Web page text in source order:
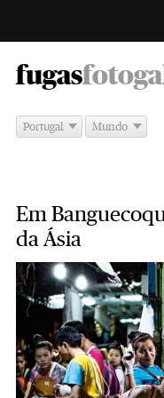
fugas
Portugal Mundo
Em
da Ásia